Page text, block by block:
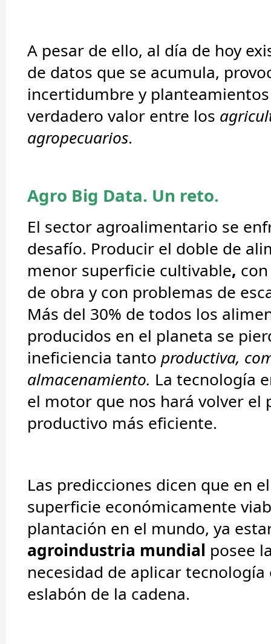
A pesar de ello, al día de hoy
de datos que se acumula,
incertidumbre y
verdadero valor entre los
agropecuarios.
Agro Big Data. Un reto.
El sector agroalimentario se
desafío. Producir el doble de
menor superficie cultivable,
de obra y con problemas de
Más del 30% de todos los
producidos en el planeta se
ineficiencia tanto productiva,
almacenamiento. La tecnología
el motor que nos hará volver el
productivo más eficiente.
Las predicciones dicen que en
superficie económicamente
plantación en el mundo, ya
agroindustria mundial posee
necesidad de aplicar tecnología
eslabón de la cadena.